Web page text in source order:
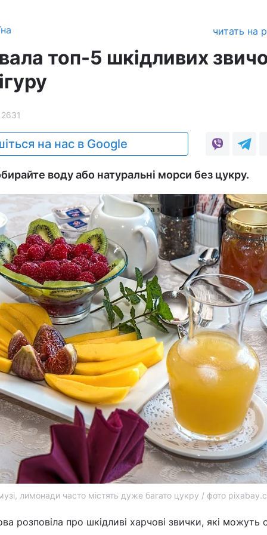
читать на
топ-5 шкідливих
на нас в Google
воду або натуральні морси без цукру.
лимонади часто містять дуже багато цукру / фото
розповіла про шкідливі харчові звички, які можуть